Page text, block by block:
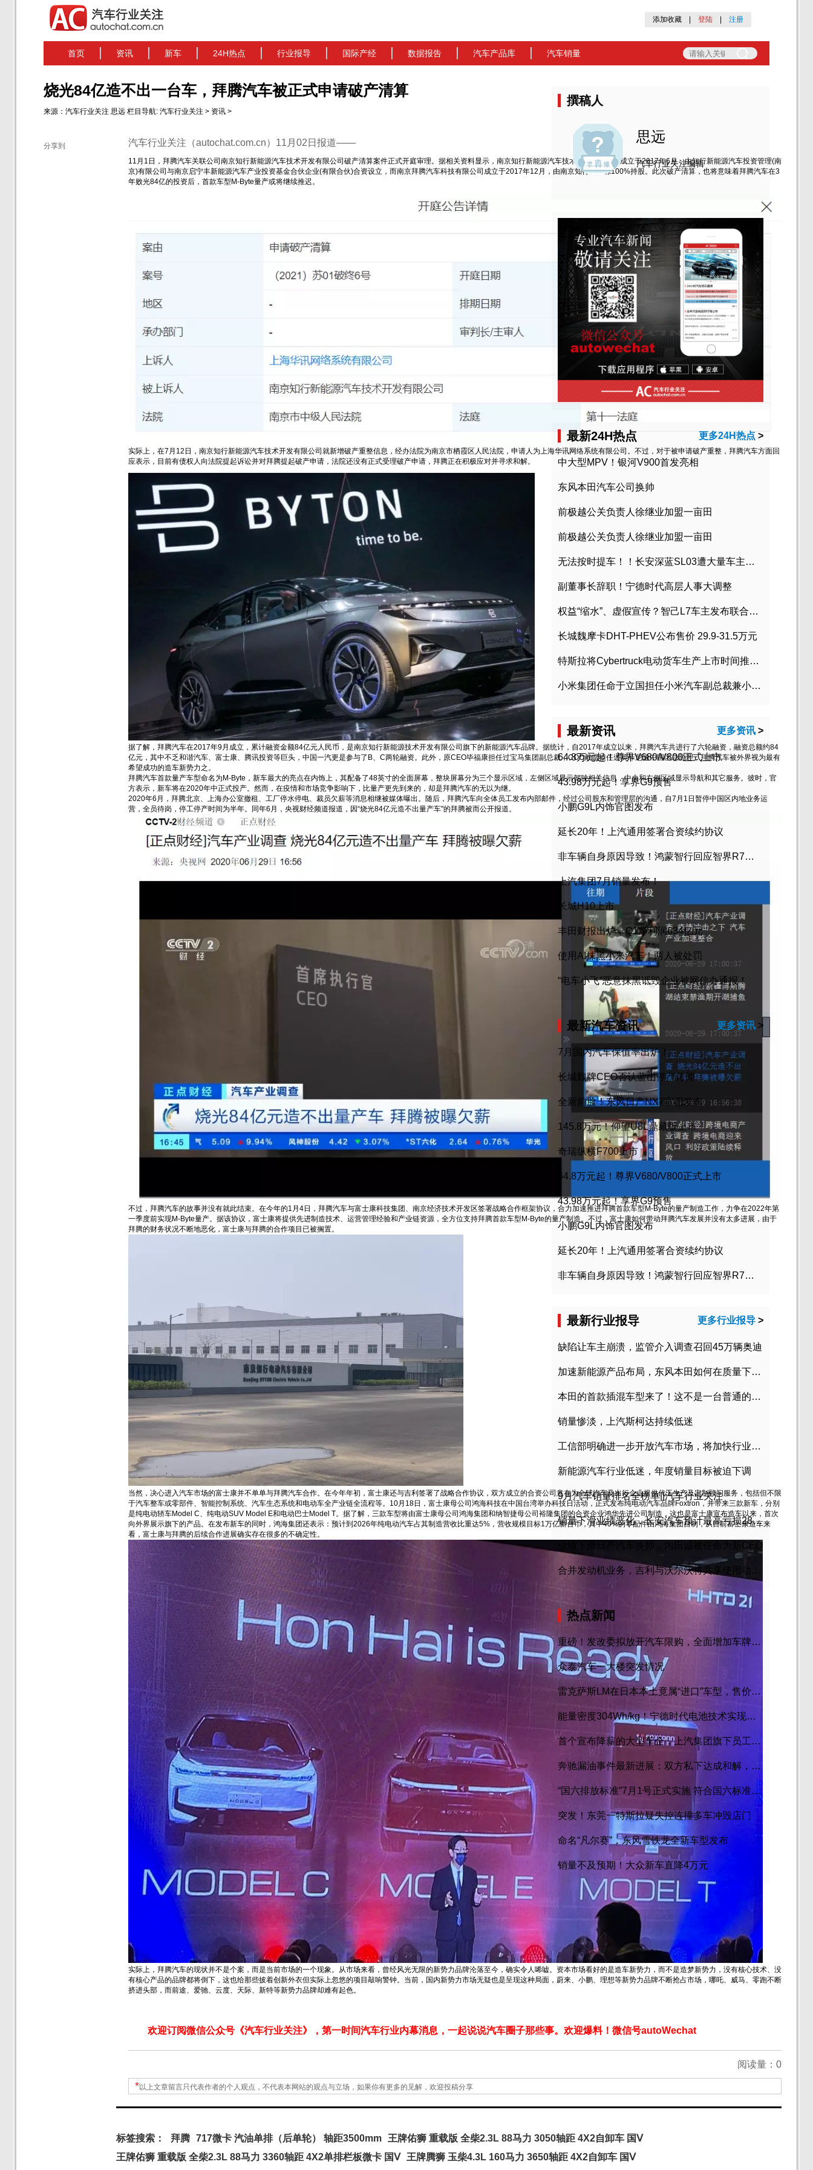
添加收藏 登陆 注册
首页 资讯 新车 24H热点 行业报导 国际产经 数据报告 汽车产品库 汽车销量
烧光84亿造不出一台车，拜腾汽车被正式申请破产清算
来源： 汽车行业关注 思远 栏目导航: 汽车行业关注 > 资讯 >
分享到 汽车行业关注（autochat.com.cn）11月02日报道——
11月1日，拜腾汽车关联公司南京知行新能源汽车技术开发有限公司破产清算案件正式开庭审理。据相关资料显示，南京知行新能源汽车技术开发有限公司成立于2017年6月，由知行新能源汽车投资管理(南
京)有限公司与南京启宁丰新能源汽车产业投资基金合伙企业(有限合伙)合资设立，而南京拜腾汽车科技有限公司成立于2017年12月，由南京知行新能源100%持股。此次破产清算，也将意味着拜腾汽车在3
年败光84亿的投资后，首款车型M-Byte量产或将继续推迟。
实际上，在7月12日，南京知行新能源汽车技术开发有限公司就新增破产重整信息，经办法院为南京市栖霞区人民法院，申请人为上海华讯网络系统有限公司。不过，对于被申请破产重整，拜腾汽车方面回
应表示，目前有债权人向法院提起诉讼并对拜腾提起破产申请，法院还没有正式受理破产申请，拜腾正在积极应对并寻求和解。
据了解，拜腾汽车在2017年9月成立，累计融资金额84亿元人民币，是南京知行新能源技术开发有限公司旗下的新能源汽车品牌。据统计，自2017年成立以来，拜腾汽车共进行了六轮融资，融资总额约84
亿元，其中不乏和谐汽车、富士康、腾讯投资等巨头，中国一汽更是参与了B、C两轮融资。此外，原CEO毕福康担任过宝马集团副总裁，COO戴雷担任过英菲尼迪中国区总经理，拜腾汽车被外界视为最有
希望成功的造车新势力之。
拜腾汽车首款量产车型命名为M-Byte，新车最大的亮点在内饰上，其配备了48英寸的全面屏幕，整块屏幕分为三个显示区域，左侧区域显示驾驶相关信息，中央和右侧区域显示导航和其它服务。彼时，官
方表示，新车将在2020年中正式投产。然而，在疫情和市场竞争影响下，比量产更先到来的，却是拜腾汽车的无以为继。
2020年6月，拜腾北京、上海办公室撤租、工厂停水停电、裁员欠薪等消息相继被媒体曝出。随后，拜腾汽车向全体员工发布内部邮件，经过公司股东和管理层的沟通，自7月1日暂停中国区内地业务运
营，全员待岗，停工停产时间为半年。同年6月，央视财经频道报道，因“烧光84亿元造不出量产车"的拜腾被而公开报道。
不过，拜腾汽车的故事并没有就此结束。在今年的1月4日，拜腾汽车与富士康科技集团、南京经济技术开发区签署战略合作框架协议，合力加速推进拜腾首款车型M-Byte的量产制造工作，力争在2022年第
一季度前实现M-Byte量产。据该协议，富士康将提供先进制造技术、运营管理经验和产业链资源，全方位支持拜腾首款车型M-Byte的量产制造。不过，富士康如何带动拜腾汽车发展并没有太多进展，由于
拜腾的财务状况不断地恶化，富士康与拜腾的合作项目已被搁置。
当然，决心进入汽车市场的富士康并不单单与拜腾汽车合作。在今年年初，富士康还与吉利签署了战略合作协议，双方成立的合资公司意在为全球汽车及出行企业提供代工生产及定制顾问服务，包括但不限
于汽车整车或零部件、智能控制系统、汽车生态系统和电动车全产业链全流程等。10月18日，富士康母公司鸿海科技在中国台湾举办科技日活动，正式发布纯电动汽车品牌Foxtron，并带来三款新车，分别
是纯电动轿车Model C、纯电动SUV Model E和电动巴士Model T。据了解，三款车型将由富士康母公司鸿海集团和纳智捷母公司裕隆集团的合资企业鸿华先进公司制造，这也是富士康宣布造车以来，首次
向外界展示旗下的产品。在发布新车的同时，鸿海集团还表示：预计到2026年纯电动汽车占其制造营收比重达5%，营收规模目标1万亿新台币，其中40%的零配件由鸿海集团自制，从目前富士康造车来
看，富士康与拜腾的后续合作进展确实存在很多的不确定性。
实际上，拜腾汽车的现状并不是个案，而是当前市场的一个现象。从市场来看，曾经风光无限的新势力品牌沦落至今，确实令人唏嘘。资本市场看好的是造车新势力，而不是造梦新势力，没有核心技术、没
有核心产品的品牌都将倒下，这也给那些披着创新外衣但实际上忽悠的项目敲响警钟。当前，国内新势力市场无疑也是呈现这种局面，蔚来、小鹏、理想等新势力品牌不断抢占市场，哪吒、威马、零跑不断
挤进头部，而前途、爱驰、云度、天际、新特等新势力品牌却难有起色。
欢迎订阅微信公众号《汽车行业关注》，第一时间汽车行业内幕消息，一起说说汽车圈子那些事。欢迎爆料！微信号autoWechat
阅读量： 0
*以上文章留言只代表作者的个人观点，不代表本网站的观点与立场，如果你有更多的见解，欢迎投稿分享
标签搜索： 拜腾 717微卡 汽油单排（后单轮） 轴距3500mm
王牌佑狮 重载版 全柴2.3L 88马力 3050轴距 4X2自卸车 国Ⅴ
王牌佑狮 重载版 全柴2.3L 88马力 3360轴距 4X2单排栏板微卡 国Ⅴ
王牌腾狮 玉柴4.3L 160马力 3650轴距 4X2自卸车 国Ⅴ
撰稿人
思远
汽车行业关注编辑
最新24H热点 更多24H热点 >
中大型MPV！银河V900首发亮相
东风本田汽车公司换帅
前极越公关负责人徐继业加盟一亩田
前极越公关负责人徐继业加盟一亩田
无法按时提车！！长安深蓝SL03遭大量车主投诉
副董事长辞职！宁德时代高层人事大调整
权益“缩水”、虚假宣传？智己L7车主发布联合维权声明
长城魏摩卡DHT-PHEV公布售价 29.9-31.5万元
特斯拉将Cybertruck电动货车生产上市时间推迟到2023年初
小米集团任命于立国担任小米汽车副总裁兼小米汽车北京总部政委
最新资讯 更多资讯 >
64.8万元起！尊界V680/V800正式上市
43.98万元起！享界G9预售
小鹏G9L内饰官图发布
延长20年！上汽通用签署合资续约协议
非车辆自身原因导致！鸿蒙智行回应智界R7起火事故
上汽集团7月销量发布！
长城H10上市
丰田财报出炉，Q1净利润634亿元
使用AI抹黑小米汽车！两人被处罚
“电车小飞”恶意抹黑诋毁企业被网信办通报！
最新汽车资讯 更多资讯 >
7月国内汽车保值率出炉！
长城魏牌CEO否认蓝山停产传闻
全新前脸！东风日产NX7官图发布
145.8万元！仰望U8L鼎藏版上市
奇瑞纵横F700上市
64.8万元起！尊界V680/V800正式上市
43.98万元起！享界G9预售
小鹏G9L内饰官图发布
延长20年！上汽通用签署合资续约协议
非车辆自身原因导致！鸿蒙智行回应智界R7起火事故
最新行业报导 更多行业报导 >
缺陷让车主崩溃，监管介入调查召回45万辆奥迪
加速新能源产品布局，东风本田如何在质量下转型？
本田的首款插混车型来了！这不是一台普通的CR-V
销量惨淡，上汽斯柯达持续低迷
工信部明确进一步开放汽车市场，将加快行业兼并重组
新能源汽车行业低迷，年度销量目标被迫下调
9月汽车销量排名全榜单||汽车行业关注
销量下滑业绩恶化，长安汽车预计最高亏损28亿元
业绩下滑日产汽车换帅，内田诚被任命为新CEO
热点新闻
重磅！发改委拟放开汽车限购，全面增加车牌指标
众泰汽车一大楼突发情况
雷克萨斯LM在日本本土竟属“进口”车型，售价2580万日元
能量密度304Wh/kg！宁德时代电池技术实现突破
首个宣布降薪的大型车企，上汽集团旗下员工降薪文件曝光
奔驰漏油事件最新进展：双方私下达成和解，工商已介入调查
“国六排放标准”7月1号正式实施 符合国六标准车型目录一览
突发！东莞一特斯拉疑失控连撞多车冲毁店门
命名“凡尔赛”，东风雪铁龙全新车型发布
销量不及预期！大众新车直降4万元